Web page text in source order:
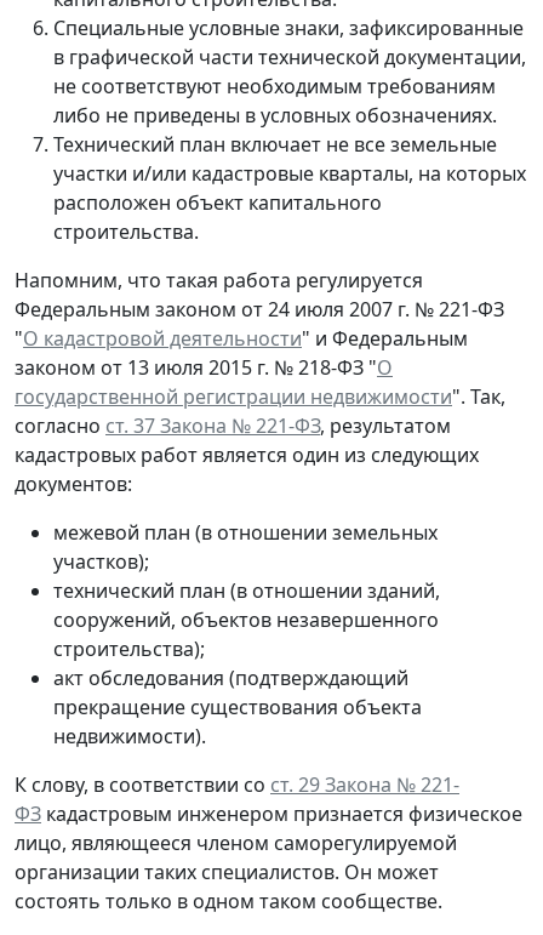
Специальные условные знаки, зафиксированные
в графической части технической документации,
не соответствуют необходимым требованиям
либо не приведены в условных обозначениях.
Технический план включает не все земельные
участки и/или кадастровые кварталы, на которых
расположен объект капитального
строительства.
Напомним, что такая работа регулируется
Федеральным законом от 24 июля 2007 г. № 221-ФЗ
"О кадастровой деятельности" и Федеральным
законом от 13 июля 2015 г. № 218-ФЗ "О
государственной регистрации недвижимости". Так,
согласно ст. 37 Закона № 221-ФЗ, результатом
кадастровых работ является один из следующих
документов:
межевой план (в отношении земельных
участков);
технический план (в отношении зданий,
сооружений, объектов незавершенного
строительства);
акт обследования (подтверждающий
прекращение существования объекта
недвижимости).
К слову, в соответствии со ст. 29 Закона № 221-
ФЗ кадастровым инженером признается физическое
лицо, являющееся членом саморегулируемой
организации таких специалистов. Он может
состоять только в одном таком сообществе.